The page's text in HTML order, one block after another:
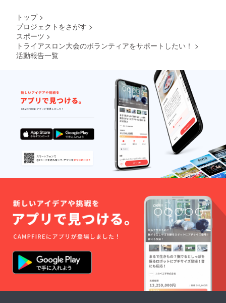
トップ >
プロジェクトをさがす >
スポーツ >
トライアスロン大会のボランティアをサポートしたい！ >
活動報告一覧